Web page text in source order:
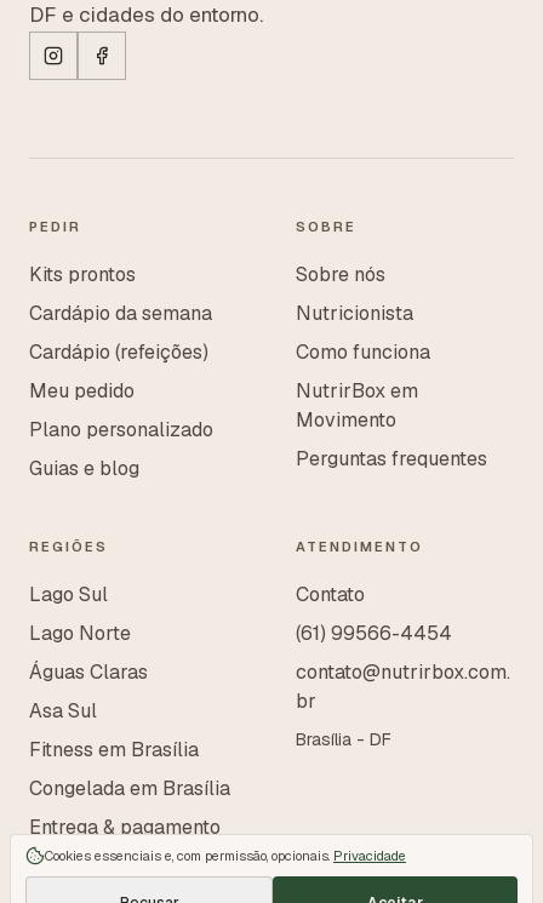
DF e cidades do entorno.
PEDIR
Kits prontos
Cardápio da semana
Cardápio (refeições)
Meu pedido
Plano personalizado
Guias e blog
SOBRE
Sobre nós
Nutricionista
Como funciona
NutrirBox em
Movimento
Perguntas frequentes
REGIÕES
Lago Sul
Lago Norte
Águas Claras
Asa Sul
Fitness em Brasília
Congelada em Brasília
Entrega & pagamento
ATENDIMENTO
Contato
(61) 99566-4454
contato@nutrirbox.com.
br
Brasília - DF
Cookies essenciais e, com permissão, opcionais. Privacidade